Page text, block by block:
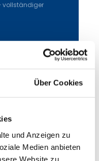
Über Cookies
und Anzeigen zu
Medien anbieten
Website zu
vollständiger
Cisco –
Systeme